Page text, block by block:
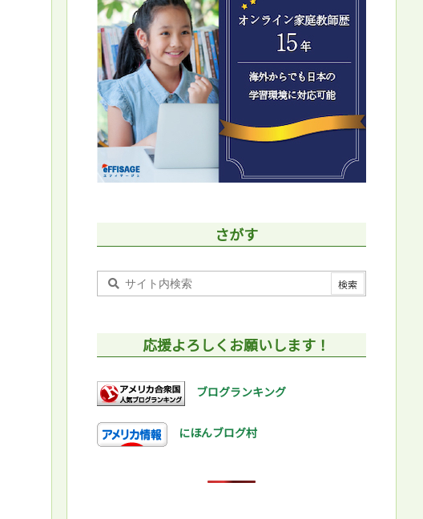
さがす
応援よろしくお願いします！
ブログランキング
にほんブログ村